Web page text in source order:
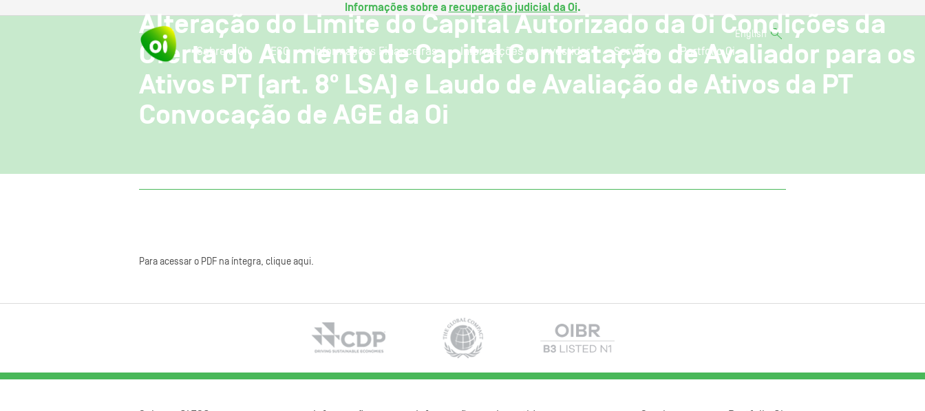
Informações sobre a recuperação judicial da Oi.
English
Sobre a OI ESG Informações Financeiras Informações ao Investidor Serviços Portfolio Oi
Alteração do Limite do Capital Autorizado da Oi Condições da
Oferta do Aumento de Capital Contratação de Avaliador para os
Ativos PT (art. 8º LSA) e Laudo de Avaliação de Ativos da PT
Convocação de AGE da Oi
Para acessar o PDF na íntegra, clique aqui.